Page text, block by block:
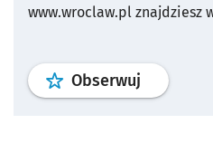
www.wroclaw.pl znajdziesz
Obserwuj profil